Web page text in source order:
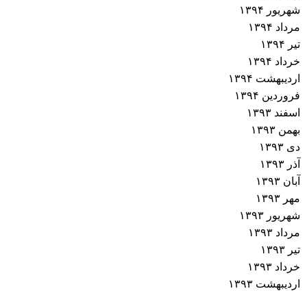
شهریور ۱۳۹۴
مرداد ۱۳۹۴
تیر ۱۳۹۴
خرداد ۱۳۹۴
اردیبهشت ۱۳۹۴
فروردین ۱۳۹۴
اسفند ۱۳۹۳
بهمن ۱۳۹۳
دی ۱۳۹۳
آذر ۱۳۹۳
آبان ۱۳۹۳
مهر ۱۳۹۳
شهریور ۱۳۹۳
مرداد ۱۳۹۳
تیر ۱۳۹۳
خرداد ۱۳۹۳
اردیبهشت ۱۳۹۳